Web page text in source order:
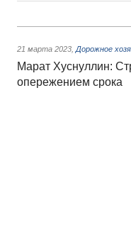
21 марта 2023 Дорожное
Марат Хуснуллин:
опережением срока